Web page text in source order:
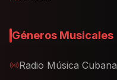
Géneros Musicales
Radio Música Cubana